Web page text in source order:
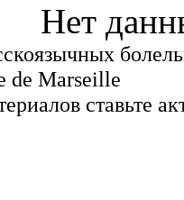
Нет
de Marseille
ставьте